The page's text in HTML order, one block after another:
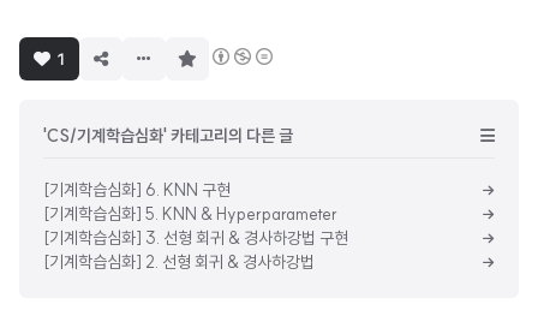
1
'CS/기계학습심화' 카테고리의 다른 글
[기계학습심화] 6. KNN 구현
[기계학습심화] 5. KNN & Hyperparameter
[기계학습심화] 3. 선형 회귀 & 경사하강법 구현
[기계학습심화] 2. 선형 회귀 & 경사하강법